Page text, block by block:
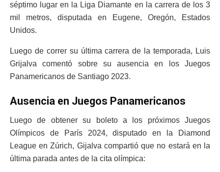
séptimo lugar en la Liga Diamante en la carrera de los 3
mil metros, disputada en Eugene, Oregón, Estados
Unidos.
Luego de correr su última carrera de la temporada, Luis
Grijalva comentó sobre su ausencia en los Juegos
Panamericanos de Santiago 2023.
Ausencia en Juegos Panamericanos
Luego de obtener su boleto a los próximos Juegos
Olímpicos de París 2024, disputado en la Diamond
League en Zúrich, Gijalva compartió que no estará en la
última parada antes de la cita olímpica: